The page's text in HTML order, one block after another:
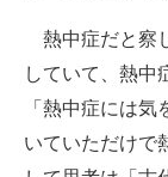
熱中症だと察
していて、熱中
「熱中症には
いていただけで